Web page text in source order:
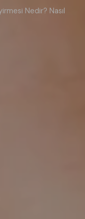
Nedir? Nasıl